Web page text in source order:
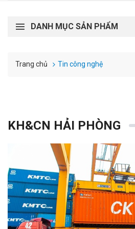
DANH MỤC SẢN PHẨM
Trang chủ Tin công nghệ
KH&CN HẢI PHÒNG